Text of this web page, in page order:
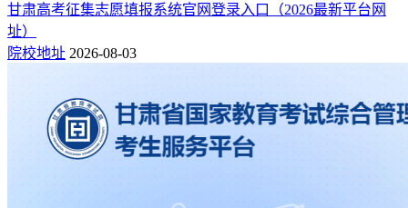
甘肃高考征集志愿填报系统官网登录入口（2026最新平台网
址）
院校地址 2026-08-03